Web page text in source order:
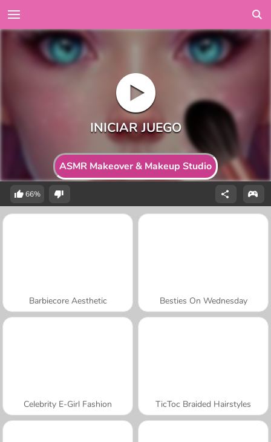
ASMR Makeover & Makeup Studio
66%
Barbiecore Aesthetic Besties On Wednesday
Celebrity E-Girl Fashion TicToc Braided Hairstyles